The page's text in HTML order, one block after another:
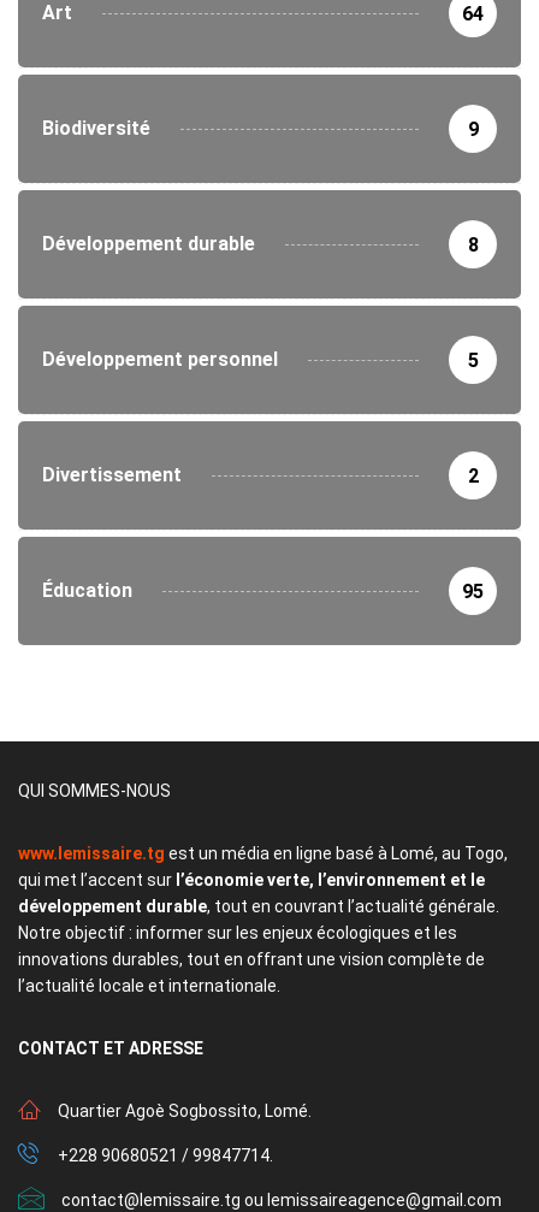
Art 64
Biodiversité 9
Développement durable 8
Développement personnel 5
Divertissement 2
Éducation 95
QUI SOMMES-NOUS
www.lemissaire.tg est un média en ligne basé à Lomé, au Togo,
qui met l’accent sur l’économie verte, l’environnement et le
développement durable, tout en couvrant l’actualité générale.
Notre objectif : informer sur les enjeux écologiques et les
innovations durables, tout en offrant une vision complète de
l’actualité locale et internationale.
CONTACT ET ADRESSE
Quartier Agoè Sogbossito, Lomé.
+228 90680521 / 99847714.
contact@lemissaire.tg ou lemissaireagence@gmail.com